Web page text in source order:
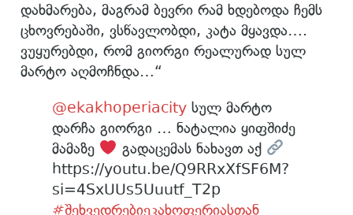
დახმარება, მაგრამ ბევრი რამ ხდებოდა ჩემს
ცხოვრებაში, ვსწავლობდი, კატა მყავდა….
ვუყურებდი, რომ გიორგი რეალურად სულ
მარტო აღმოჩნდა…“
@ekakhoperiacity სულ მარტო
დარჩა გიორგი … ნატალია ყიფშიძე
მამაზე
გადაცემას ნახავთ აქ
https://youtu.be/Q9RRxXfSF6M?
si=4SxUUs5Uuutf_T2p
#შეხვედრებიეკახოფერიასთან